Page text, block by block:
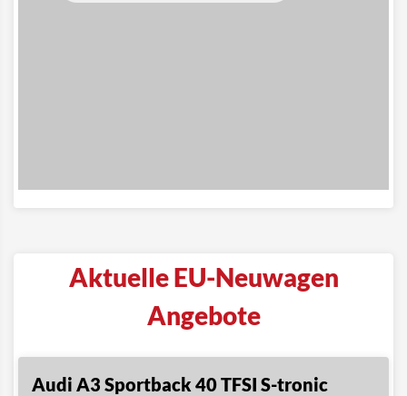
Aktuelle EU-Neuwagen
Angebote
Audi A3 Sportback 40 TFSI S-tronic